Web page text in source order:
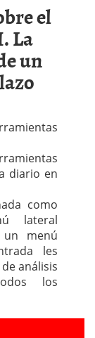
el
La
un
diario en
como
lateral
un menú
les
análisis
los